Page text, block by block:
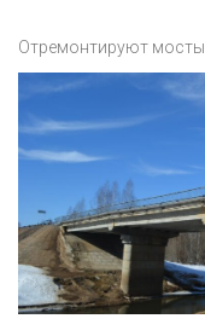
Отремонтируют мосты